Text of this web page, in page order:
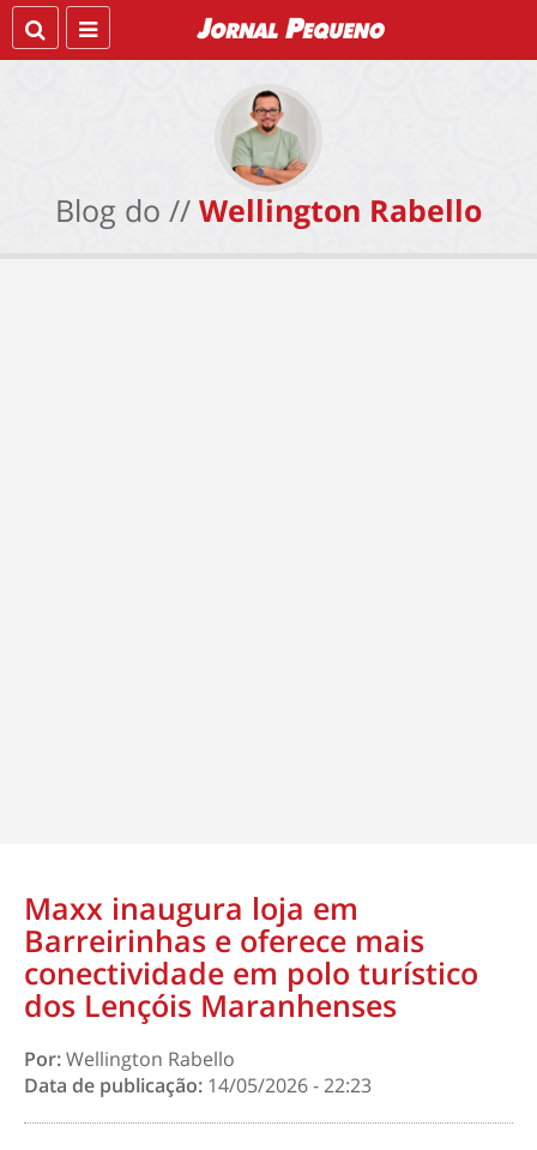
Blog do // Wellington Rabello
Maxx inaugura loja em
Barreirinhas e oferece mais
conectividade em polo turístico
dos Lençóis Maranhenses
Por:Wellington Rabello
Data de publicação: 14/05/2026 - 22:23